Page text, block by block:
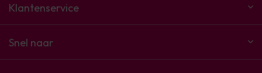
Klantenservice
Snel naar